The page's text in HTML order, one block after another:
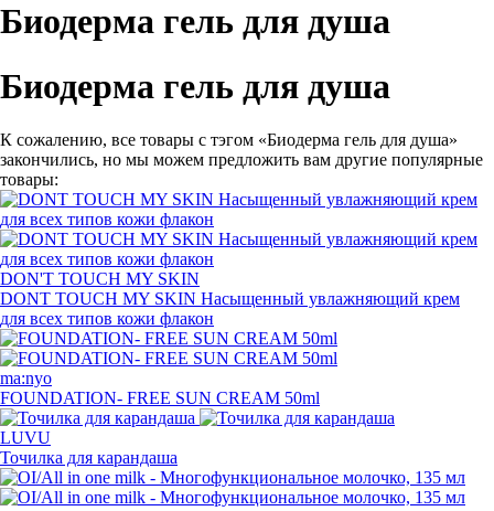
Биодерма гель для душа
Биодерма гель для душа
К сожалению, все товары с тэгом «Биодерма гель для душа»
закончились, но мы можем предложить вам другие популярные
товары:
DON'T TOUCH MY SKIN
DONT TOUCH MY SKIN Насыщенный увлажняющий крем
для всех типов кожи флакон
ma:nyo
FOUNDATION- FREE SUN CREAM 50ml
LUVU
Точилка для карандаша